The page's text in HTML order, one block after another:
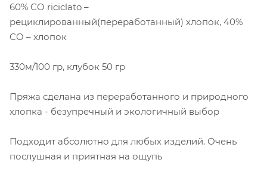
60% CO riciclato –
рециклированный(переработанный) хлопок, 40%
CO – хлопок
330м/100 гр, клубок 50 гр
Пряжа сделана из переработанного и природного
хлопка - безупречный и экологичный выбор
Подходит абсолютно для любых изделий. Очень
послушная и приятная на ощупь